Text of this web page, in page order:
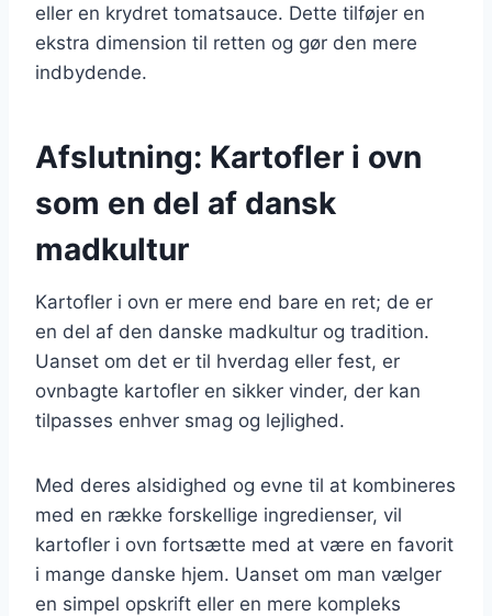
eller en krydret tomatsauce. Dette tilføjer en
ekstra dimension til retten og gør den mere
indbydende.
Afslutning: Kartofler i ovn
som en del af dansk
madkultur
Kartofler i ovn er mere end bare en ret; de er
en del af den danske madkultur og tradition.
Uanset om det er til hverdag eller fest, er
ovnbagte kartofler en sikker vinder, der kan
tilpasses enhver smag og lejlighed.
Med deres alsidighed og evne til at kombineres
med en række forskellige ingredienser, vil
kartofler i ovn fortsætte med at være en favorit
i mange danske hjem. Uanset om man vælger
en simpel opskrift eller en mere kompleks